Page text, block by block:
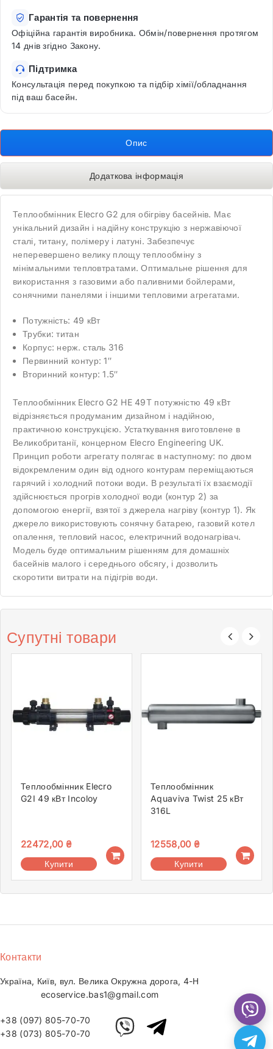
Гарантія та повернення
Офіційна гарантія виробника. Обмін/повернення протягом
14 днів згідно Закону.
Підтримка
Консультація перед покупкою та підбір хімії/обладнання
під ваш басейн.
Опис
Додаткова інформація
Теплообмінник Elecro G2 для обігріву басейнів. Має
унікальний дизайн і надійну конструкцію з нержавіючої
сталі, титану, полімеру і латуні. Забезпечує
неперевершено велику площу теплообміну з
мінімальними тепловтратами. Оптимальне рішення для
використання з газовими або паливними бойлерами,
сонячними панелями і іншими тепловими агрегатами.
Потужність: 49 кВт
Трубки: титан
Корпус: нерж. сталь 316
Первинний контур: 1″
Вторинний контур: 1.5″
Теплообмінник Elecro G2 HE 49T потужністю 49 кВт
відрізняється продуманим дизайном і надійною,
практичною конструкцією. Устаткування виготовлене в
Великобританії, концерном Elecro Engineering UK.
Принцип роботи агрегату полягає в наступному: по двом
відокремленим один від одного контурам переміщаються
гарячий і холодний потоки води. В результаті їх взаємодії
здійснюється прогрів холодної води (контур 2) за
допомогою енергії, взятої з джерела нагріву (контур 1). Як
джерело використовують сонячну батарею, газовий котел
опалення, тепловий насос, електричний водонагрівач.
Модель буде оптимальним рішенням для домашніх
басейнів малого і середнього обсягу, і дозволить
скоротити витрати на підігрів води.
Супутні товари
Теплообмінник Elecro
G2I 49 кВт Incoloy
22472,00 ₴
Купити
Теплообмінник
Aquaviva Twist 25 кВт
316L
12558,00 ₴
Купити
Контакти
Україна, Київ, вул. Велика Окружна дорога, 4-Н
ecoservice.bas1@gmail.com
+38 (097) 805-70-70
+38 (073) 805-70-70